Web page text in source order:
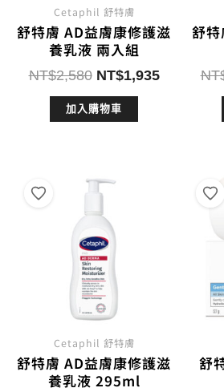
Cetaphil 舒特膚
舒特膚 AD益膚康修護滋
養乳液 兩入組
NT$2,580 原
始
價
NT$1,935目
加入購物車
舒
Cetaphil 舒特膚
舒特膚 AD益膚康修護滋
養乳液 295ml
舒